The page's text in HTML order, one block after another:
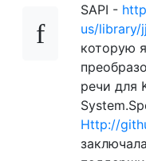
SAPI -
us/library/
которую
речи для
Http://